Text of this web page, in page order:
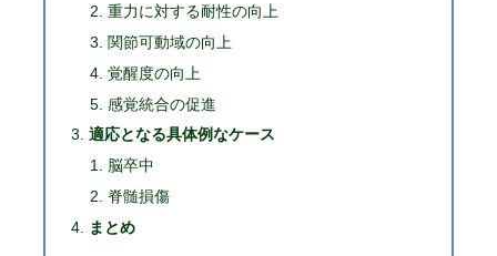
重力に対する耐性の向上
関節可動域の向上
覚醒度の向上
感覚統合の促進
適応となる具体例なケース
脳卒中
脊髄損傷
まとめ